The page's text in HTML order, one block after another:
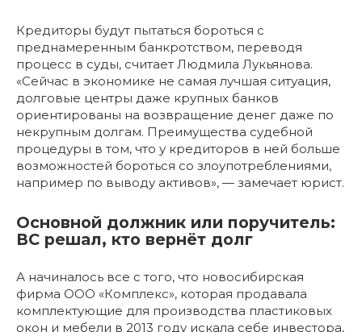
Кредиторы будут пытаться бороться с
преднамеренным банкротством, переводя
процесс в суды, считает Людмила Лукьянова.
«Сейчас в экономике не самая лучшая ситуация,
долговые центры даже крупных банков
ориентированы на возвращение денег даже по
некрупным долгам. Преимущества судебной
процедуры в том, что у кредиторов в ней больше
возможностей бороться со злоупотреблениями,
например по выводу активов», — замечает юрист.
Основной должник или поручитель:
ВС решал, кто вернёт долг
А начиналось все с того, что новосибирская
фирма ООО «Комплекс», которая продавала
комплектующие для производства пластиковых
окон и мебели в 2013 году искала себе инвестора,